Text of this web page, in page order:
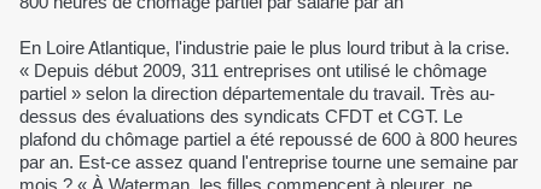
En Loire Atlantique, l'industrie paie le plus lourd tribut à la crise.
« Depuis début 2009, 311 entreprises ont utilisé le chômage
partiel » selon la direction départementale du travail. Très au-
dessus des évaluations des syndicats CFDT et CGT. Le
plafond du chômage partiel a été repoussé de 600 à 800 heures
par an. Est-ce assez quand l'entreprise tourne une semaine par
mois ? « À Waterman, les filles commencent à pleurer, ne